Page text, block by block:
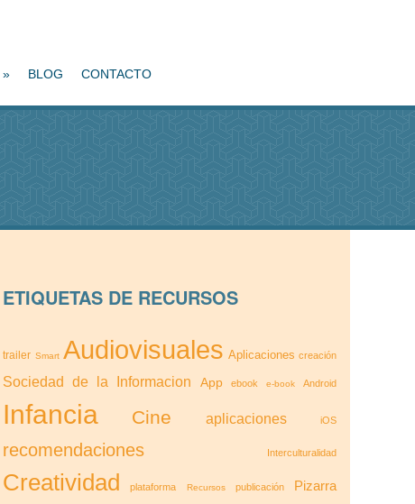
» BLOG CONTACTO
ETIQUETAS DE RECURSOS
trailer Smart Audiovisuales Aplicaciones creación
Sociedad de la Informacion App ebook e-book Android
Infancia Cine aplicaciones iOS
recomendaciones Interculturalidad
Creatividad plataforma Recursos publicación
Pizarra